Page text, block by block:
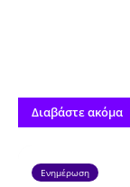
Διαβάστε ακόμα
Ενημέρωση